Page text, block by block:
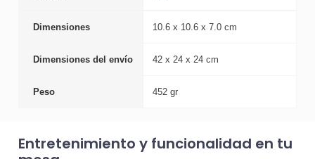
Dimensiones 10.6 x 10.6 x 7.0 cm
Dimensiones del envío 42 x 24 x 24 cm
Peso 452 gr
Entretenimiento y funcionalidad en tu